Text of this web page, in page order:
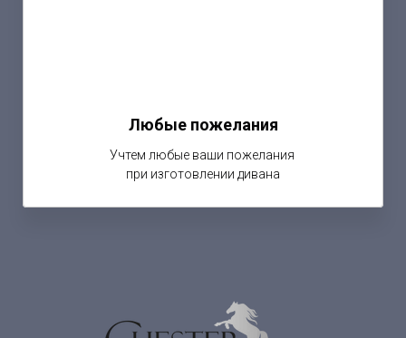
Любые пожелания
Учтем любые ваши пожелания
при изготовлении дивана